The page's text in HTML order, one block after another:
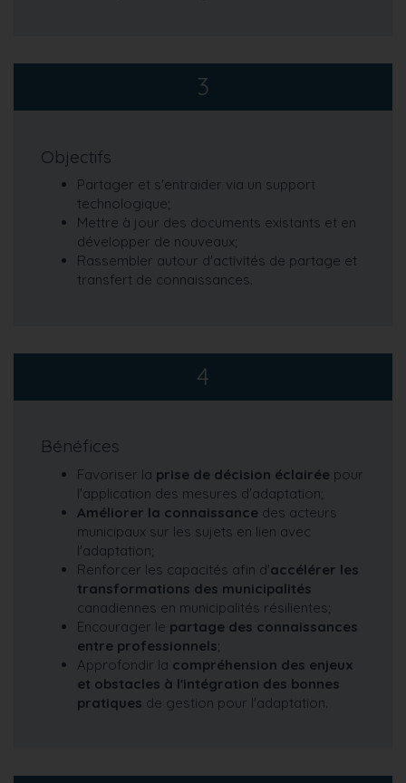
3
Objectifs
Partager et s'entraider via un support
technologique;
Mettre à jour des documents existants et en
développer de nouveaux;
Rassembler autour d'activités de partage et
transfert de connaissances.
4
Bénéfices
Favoriser la prise de décision éclairée pour
l'application des mesures d'adaptation;
Améliorer la connaissance des acteurs
municipaux sur les sujets en lien avec
l'adaptation;
Renforcer les capacités afin d'accélérer les
transformations des municipalités
canadiennes en municipalités résilientes;
Encourager le partage des connaissances
entre professionnels;
Approfondir la compréhension des enjeux
et obstacles à l'intégration des bonnes
pratiques de gestion pour l'adaptation.